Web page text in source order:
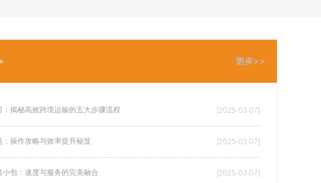
揭秘高效跨境运输的五大步骤流程 [2025-03-07]
操作攻略与效率提升秘笈 [2025-03-07]
包：速度与服务的完美融合 [2025-03-07]